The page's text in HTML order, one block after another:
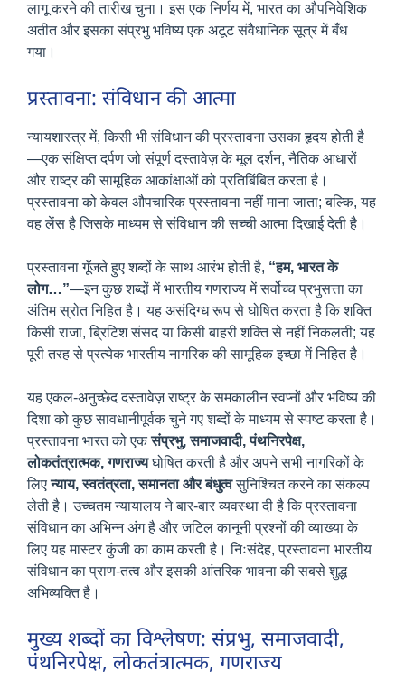
लागू करने की तारीख चुना। इस एक निर्णय में, भारत का औपनिवेशिक
अतीत और इसका संप्रभु भविष्य एक अटूट संवैधानिक सूत्र में बँध
गया।
प्रस्तावना: संविधान की आत्मा
न्यायशास्त्र में, किसी भी संविधान की प्रस्तावना उसका हृदय होती है
—एक संक्षिप्त दर्पण जो संपूर्ण दस्तावेज़ के मूल दर्शन, नैतिक आधारों
और राष्ट्र की सामूहिक आकांक्षाओं को प्रतिबिंबित करता है।
प्रस्तावना को केवल औपचारिक प्रस्तावना नहीं माना जाता; बल्कि, यह
वह लेंस है जिसके माध्यम से संविधान की सच्ची आत्मा दिखाई देती है।
प्रस्तावना गूँजते हुए शब्दों के साथ आरंभ होती है, “हम, भारत के
लोग…”—इन कुछ शब्दों में भारतीय गणराज्य में सर्वोच्च प्रभुसत्ता का
अंतिम स्रोत निहित है। यह असंदिग्ध रूप से घोषित करता है कि शक्ति
किसी राजा, ब्रिटिश संसद या किसी बाहरी शक्ति से नहीं निकलती; यह
पूरी तरह से प्रत्येक भारतीय नागरिक की सामूहिक इच्छा में निहित है।
यह एकल-अनुच्छेद दस्तावेज़ राष्ट्र के समकालीन स्वप्नों और भविष्य की
दिशा को कुछ सावधानीपूर्वक चुने गए शब्दों के माध्यम से स्पष्ट करता है।
प्रस्तावना भारत को एकसंप्रभु, समाजवादी, पंथनिरपेक्ष,
लोकतंत्रात्मक, गणराज्यघोषित करती है और अपने सभी नागरिकों के
लिएन्याय, स्वतंत्रता, समानता और बंधुत्वसुनिश्चित करने का संकल्प
लेती है। उच्चतम न्यायालय ने बार-बार व्यवस्था दी है कि प्रस्तावना
संविधान का अभिन्न अंग है और जटिल कानूनी प्रश्नों की व्याख्या के
लिए यह मास्टर कुंजी का काम करती है। निःसंदेह, प्रस्तावना भारतीय
संविधान का प्राण-तत्व और इसकी आंतरिक भावना की सबसे शुद्ध
अभिव्यक्ति है।
मुख्य शब्दों का विश्लेषण: संप्रभु, समाजवादी,
पंथनिरपेक्ष, लोकतंत्रात्मक, गणराज्य